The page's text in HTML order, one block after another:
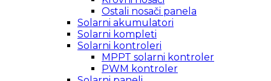
Ostali nosači panela
Solarni akumulatori
Solarni kompleti
Solarni kontroleri
MPPT solarni kontroler
PWM kontroler